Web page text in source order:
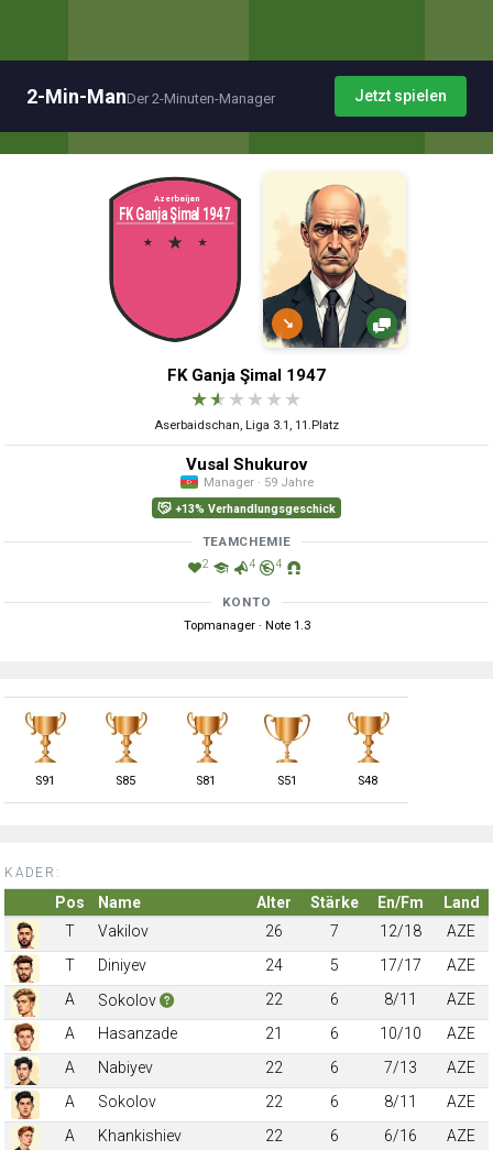
2-Min-ManDer 2-Minuten-Manager Jetzt spielen
↘
FK Ganja Şimal 1947
★★ ★ ★ ★ ★
Aserbaidschan, Liga 3.1, 11.Platz
Vusal Shukurov
Manager · 59 Jahre
+13% Verhandlungsgeschick
TEAMCHEMIE
2 4 4
KONTO
Topmanager · Note 1.3
S91 S85 S81 S51 S48
KADER:
Pos Name Alter Stärke En/Fm
Land
T
Vakilov 26 7 12/18
AZE
T
Diniyev 24 5 17/17
AZE
A
Sokolov 22 6 8/11
AZE
A
Hasanzade 21 6 10/10
AZE
A
Nabiyev 22 6 7/13
AZE
A
Sokolov 22 6 8/11
AZE
A
Khankishiev 22 6 6/16
AZE